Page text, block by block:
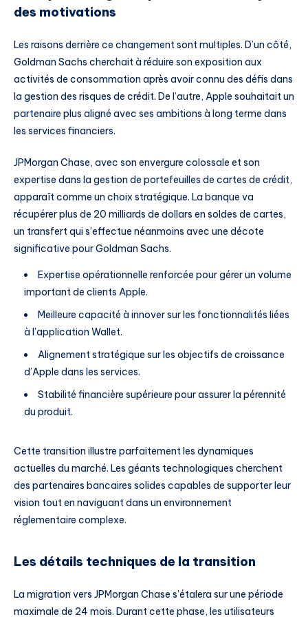
des motivations
Les raisons derrière ce changement sont multiples. D’un côté,
Goldman Sachs cherchait à réduire son exposition aux
activités de consommation après avoir connu des défis dans
la gestion des risques de crédit. De l’autre, Apple souhaitait un
partenaire plus aligné avec ses ambitions à long terme dans
les services financiers.
JPMorgan Chase, avec son envergure colossale et son
expertise dans la gestion de portefeuilles de cartes de crédit,
apparaît comme un choix stratégique. La banque va
récupérer plus de 20 milliards de dollars en soldes de cartes,
un transfert qui s’effectue néanmoins avec une décote
significative pour Goldman Sachs.
Expertise opérationnelle renforcée pour gérer un volume
important de clients Apple.
Meilleure capacité à innover sur les fonctionnalités liées
à l’application Wallet.
Alignement stratégique sur les objectifs de croissance
d’Apple dans les services.
Stabilité financière supérieure pour assurer la pérennité
du produit.
Cette transition illustre parfaitement les dynamiques
actuelles du marché. Les géants technologiques cherchent
des partenaires bancaires solides capables de supporter leur
vision tout en naviguant dans un environnement
réglementaire complexe.
Les détails techniques de la transition
La migration vers JPMorgan Chase s’étalera sur une période
maximale de 24 mois. Durant cette phase, les utilisateurs